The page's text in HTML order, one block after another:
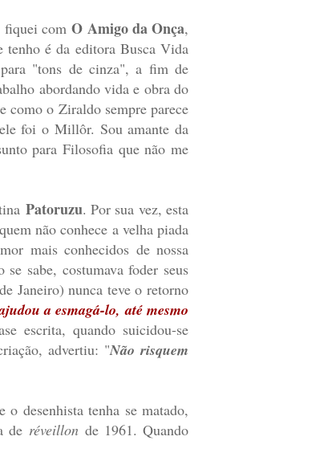
fiquei comO Amigo da Onça,
tenho é da editora Busca Vida
"tons de cinza", a fim de
abordando vida e obra do
como o Ziraldo sempre parece
foi o Millôr. Sou amante da
para Filosofia que não me
Patoruzu. Por sua vez, esta
não conhece a velha piada
mais conhecidos de nossa
se sabe, costumava foder seus
Janeiro) nunca teve o retorno
a esmagá-lo, até mesmo
escrita, quando suicidou-se
advertiu: "Não risquem
desenhista tenha se matado,
de réveillonde 1961. Quando